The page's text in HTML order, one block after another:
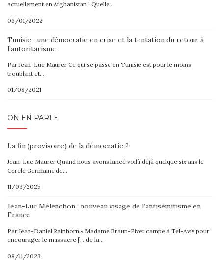
actuellement en Afghanistan ! Quelle…
06/01/2022
Tunisie : une démocratie en crise et la tentation du retour à
l’autoritarisme
Par Jean-Luc Maurer Ce qui se passe en Tunisie est pour le moins
troublant et…
01/08/2021
ON EN PARLE
La fin (provisoire) de la démocratie ?
Jean-Luc Maurer Quand nous avons lancé voilà déjà quelque six ans le
Cercle Germaine de…
11/03/2025
Jean-Luc Mélenchon : nouveau visage de l’antisémitisme en
France
Par Jean-Daniel Rainhorn « Madame Braun-Pivet campe à Tel-Aviv pour
encourager le massacre [… de la…
08/11/2023